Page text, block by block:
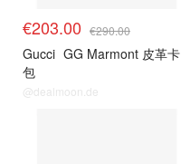
€203.00 €290.00
Gucci GG Marmont 皮革卡
包
@dealmoon.de